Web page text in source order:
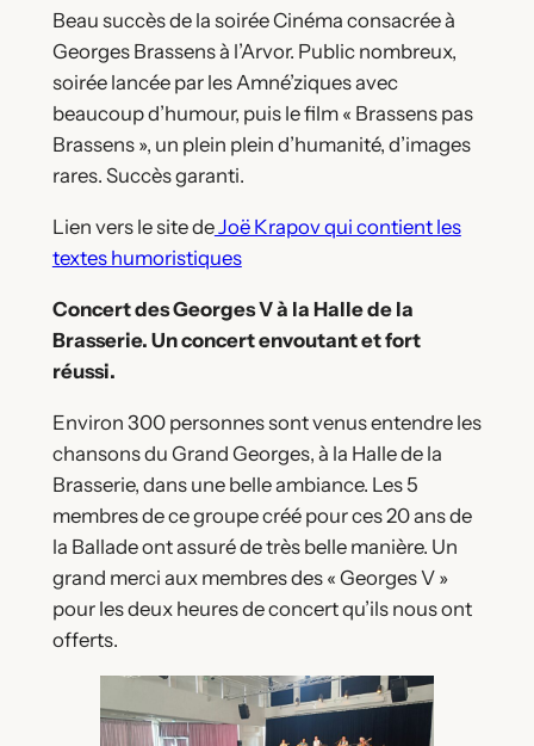
Beau succès de la soirée Cinéma consacrée à
Georges Brassens à l’Arvor. Public nombreux,
soirée lancée par les Amné’ziques avec
beaucoup d’humour, puis le film « Brassens pas
Brassens », un plein plein d’humanité, d’images
rares. Succès garanti.
Lien vers le site deJoë Krapov qui contient les
textes humoristiques
Concert des Georges V à la Halle de la
Brasserie. Un concert envoutant et fort
réussi.
Environ 300 personnes sont venus entendre les
chansons du Grand Georges, à la Halle de la
Brasserie, dans une belle ambiance. Les 5
membres de ce groupe créé pour ces 20 ans de
la Ballade ont assuré de très belle manière. Un
grand merci aux membres des « Georges V »
pour les deux heures de concert qu’ils nous ont
offerts.